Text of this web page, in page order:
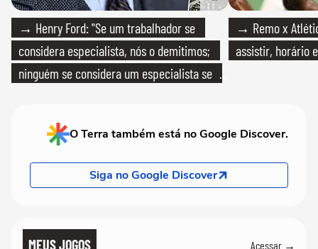
→ Henry Ford: "Se um trabalhador se
considera especialista, nós o demitimos;
ninguém se considera um especialista se
→ Remo x
assistir, horário
O Terra também está no Google Discover.
Siga no Google Discover
MEUS JOGOS Acessar →